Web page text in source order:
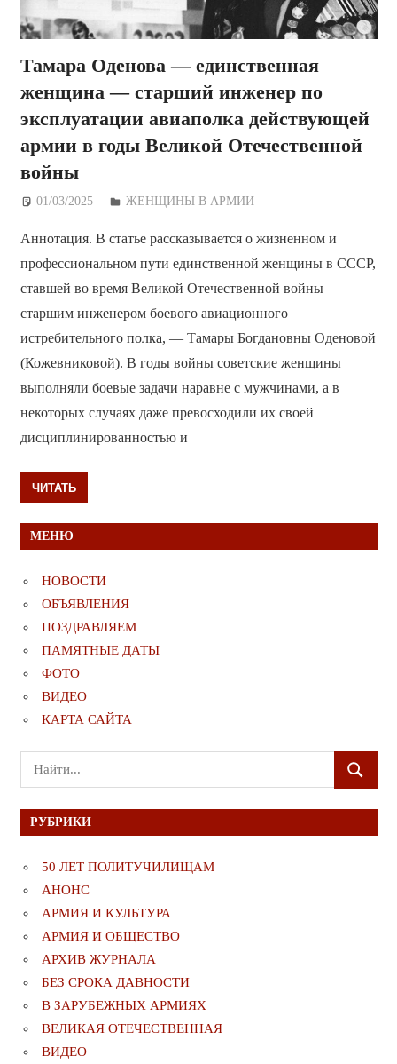
Тамара Оденова — единственная
женщина — старший инженер по
эксплуатации авиаполка действующей
армии в годы Великой Отечественной
войны
01/03/2025 Дежурный по Редакции
ЖЕНЩИНЫ В АРМИИ
Аннотация. В статье рассказывается о жизненном и
профессиональном пути единственной женщины в СССР,
ставшей во время Великой Отечественной войны
старшим инженером боевого авиационного
истребительного полка, — Тамары Богдановны Оденовой
(Кожевниковой). В годы войны советские женщины
выполняли боевые задачи наравне с мужчинами, а в
некоторых случаях даже превосходили их своей
дисциплинированностью и
ЧИТАТЬ
МЕНЮ
НОВОСТИ
ОБЪЯВЛЕНИЯ
ПОЗДРАВЛЯЕМ
ПАМЯТНЫЕ ДАТЫ
ФОТО
ВИДЕО
КАРТА САЙТА
Поиск
для:
ПОИСК
РУБРИКИ
50 ЛЕТ ПОЛИТУЧИЛИЩАМ
АНОНС
АРМИЯ И КУЛЬТУРА
АРМИЯ И ОБЩЕСТВО
АРХИВ ЖУРНАЛА
БЕЗ СРОКА ДАВНОСТИ
В ЗАРУБЕЖНЫХ АРМИЯХ
ВЕЛИКАЯ ОТЕЧЕСТВЕННАЯ
ВИДЕО